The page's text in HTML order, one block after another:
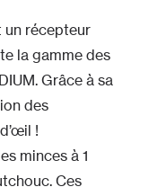
un récepteur
la gamme des
Grâce à sa
des
!
minces à 1
Ces